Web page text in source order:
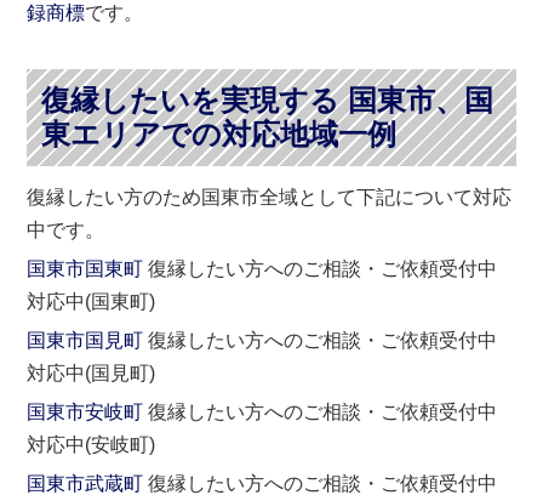
録商標です。
復縁したいを実現する 国東市、国
東エリアでの対応地域一例
復縁したい方のため国東市全域として下記について対応
中です。
国東市国東町 復縁したい方へのご相談・ご依頼受付中
対応中(国東町)
国東市国見町 復縁したい方へのご相談・ご依頼受付中
対応中(国見町)
国東市安岐町 復縁したい方へのご相談・ご依頼受付中
対応中(安岐町)
国東市武蔵町 復縁したい方へのご相談・ご依頼受付中